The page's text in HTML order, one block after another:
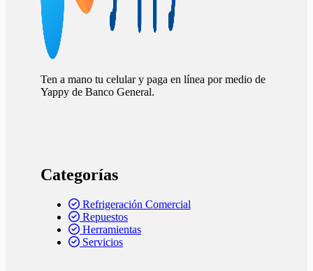
Ten a mano tu celular y paga en línea por medio de
Yappy de Banco General.
Categorías
Refrigeración Comercial
Repuestos
Herramientas
Servicios